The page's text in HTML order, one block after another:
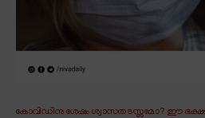
കോവിഡിനു ശേഷം ശ്വാസതടസ്സമോ? ഈ